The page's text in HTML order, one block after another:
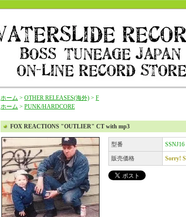
ホーム > OTHER RELEASES(海外) > F
ホーム > PUNK/HARDCORE
FOX REACTIONS "OUTLIER" CT with mp3
型番 SSNJ16
販売価格 Sorry!